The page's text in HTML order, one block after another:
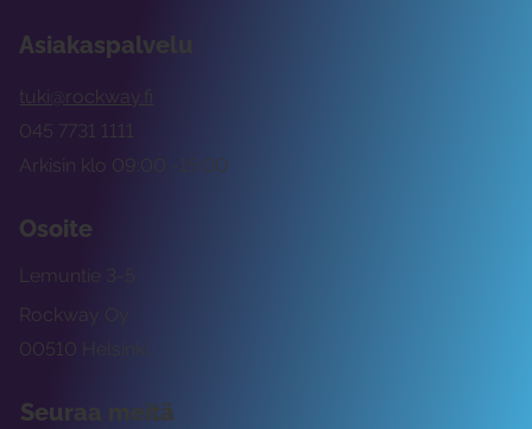
Asiakaspalvelu
tuki@rockway.fi
Arkisin klo 09:00 -15:00
045 7731 1111
Osoite
Rockway Oy
Lemuntie 3-5
00510 Helsinki
Seuraa meitä